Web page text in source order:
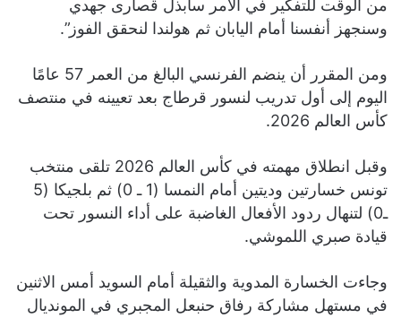
من الوقت للتفكير في الأمر سأبذل قصارى جهدي
وسنجهز أنفسنا أمام اليابان ثم هولندا لنحقق الفوز”.
ومن المقرر أن ينضم الفرنسي البالغ من العمر 57 عامًا
اليوم إلى أول تدريب لنسور قرطاج بعد تعيينه في منتصف
كأس العالم 2026.
وقبل انطلاق مهمته في كأس العالم 2026 تلقى منتخب
تونس خسارتين وديتين أمام النمسا (1 ـ 0) ثم بلجيكا (5
ـ0) لتنهال ردود الأفعال الغاضبة على أداء النسور تحت
قيادة صبري اللموشي.
وجاءت الخسارة المدوية والثقيلة أمام السويد أمس الاثنين
في مستهل مشاركة رفاق حنبعل المجبري في المونديال